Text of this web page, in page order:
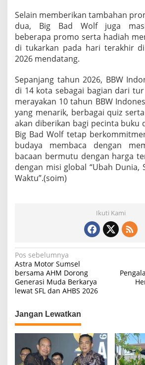
Selain memberikan tambahan
dua, Big Bad Wolf juga
beberapa promo serta hadiah
di tukarkan pada hari terakhir
2026 mendatang.
Sepanjang tahun 2026, BBW
di 14 kota sebagai bagian dari
merayakan 10 tahun BBW
yang menarik, berbagai quiz
akan diberikan bagi pecinta buku
Big Bad Wolf tetap
budaya membaca dengan
bacaan bermutu dengan harga
dengan misi global “Ubah Dunia,
Waktu”.(soim)
Ikuti Kami
N
a
v
g
a
Pos sebelumnya
Astra Motor Sumsel
bersama AHM Dorong
Generasi Muda Berkarya
lewat SFL dan AHBS 2026
Jangan Lewatkan